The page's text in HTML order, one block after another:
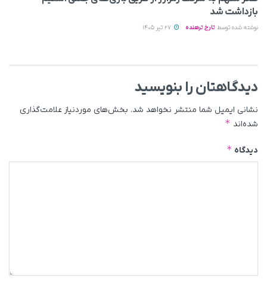
بازداشت شد
نوشته شده توسط تارخ ترهنده
دیدگاهتان را بنویسید
نشانی ایمیل شما منتشر نخواهد شد. بخش‌های موردنیاز علامت‌گذاری
شده‌اند *
دیدگاه *